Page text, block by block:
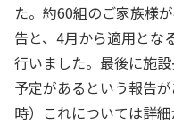
た。約60組のご家族様
告と、4月から適用とな
行いました。最後に施
予定があるという報告
時）これについては詳